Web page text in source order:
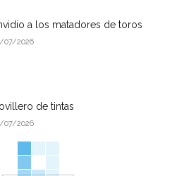
a los matadores de toros
07/2026
de tintas
07/2026